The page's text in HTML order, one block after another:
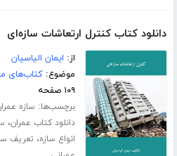
دانلود کتاب کنترل ارتعاشات سازه‌ای
از: ایمان الیاسیان
موضوع:کتاب‌های
۱۰۹ صفحه
برچسب‌ها: سازه
دانلود کتاب عمران،
انواع سازه، تعریف